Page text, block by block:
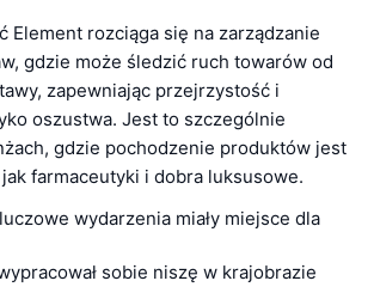
Element rozciąga się na zarządzanie
gdzie może śledzić ruch towarów od
zapewniając przejrzystość i
oszustwa. Jest to szczególnie
gdzie pochodzenie produktów jest
farmaceutyki i dobra luksusowe.
wydarzenia miały miejsce dla
sobie niszę w krajobrazie